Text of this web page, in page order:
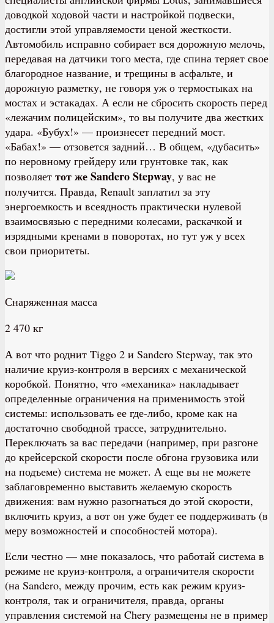
доводкой ходовой части и настройкой подвески,
достигли этой управляемости ценой жесткости.
Автомобиль исправно собирает вся дорожную мелочь,
передавая на датчики того места, где спина теряет свое
благородное название, и трещины в асфальте, и
дорожную разметку, не говоря уж о термостыках на
мостах и эстакадах. А если не сбросить скорость перед
«лежачим полицейским», то вы получите два жестких
удара. «Бубух!» — произнесет передний мост.
«Бабах!» — отзовется задний… В общем, «дубасить»
по неровному грейдеру или грунтовке так, как
позволяет тот же Sandero Stepway, у вас не
получится. Правда, Renault заплатил за эту
энергоемкость и всеядность практически нулевой
взаимосвязью с передними колесами, раскачкой и
изрядными кренами в поворотах, но тут уж у всех
свои приоритеты.
Снаряженная масса
2 470 кг
А вот что роднит Tiggo 2 и Sandero Stepway, так это
наличие круиз-контроля в версиях с механической
коробкой. Понятно, что «механика» накладывает
определенные ограничения на применимость этой
системы: использовать ее где-либо, кроме как на
достаточно свободной трассе, затруднительно.
Переключать за вас передачи (например, при разгоне
до крейсерской скорости после обгона грузовика или
на подъеме) система не может. А еще вы не можете
заблаговременно выставить желаемую скорость
движения: вам нужно разогнаться до этой скорости,
включить круиз, а вот он уже будет ее поддерживать (в
меру возможностей и способностей мотора).
Если честно — мне показалось, что работай система в
режиме не круиз-контроля, а ограничителя скорости
(на Sandero, между прочим, есть как режим круиз-
контроля, так и ограничителя, правда, органы
управления системой на Chery размещены не в пример